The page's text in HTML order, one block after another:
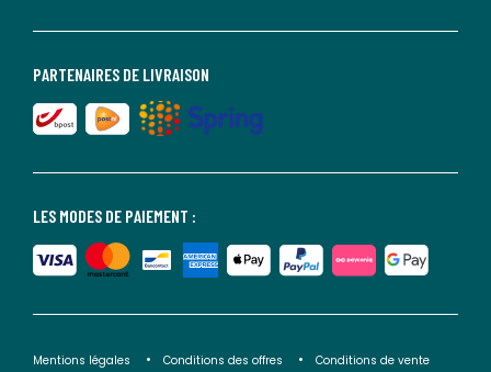
LES MODES DE PAIEMENT :
PARTENAIRES DE LIVRAISON
Mentions légales Conditions des offres Conditions de vente